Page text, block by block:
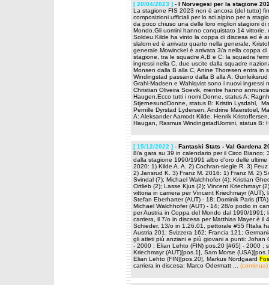
[ 20/04/2023 ] - I Norvegesi per la stagione
La stagione FIS 2023 non è ancora (del tutto)
composizioni ufficiali per lo sci alpino per a
da poco chiuso una delle loro migliori stagioni
Mondo.Gli uomini hanno conquistato 14
Soldeu.Kilde ha vinto la coppa di discesa ed è
slalom ed è arrivato quarto nella generale,
generale.Mowinckel è arrivata 3/a nella coppa
stagione, tra le squadre A,B e C: la squadra
ingressi nella C, due uscite dalla squadre
Monsen dalla B alla C, Anine Thoresen entra in
Windingstad passano dalla B alla A;
Grahl-Madsen e Wahlqvist sono i nuovi
Christian Oliveira Soevik, mentre hanno
Haugen.Ecco tutti i nomi:Donne, status A:
StjernesundDonne, status B: Kristin Lysdahl,
Pernille Dyrstad Lydersen, Andrine Maerstoel,
A: Aleksander Aamodt Kilde, Henrik
Haugan, Rasmus WindingstadUomini, status B:
[ 15/12/2022 ] - Fantaski Stats - Val Gardena
8/a gara su 39 in calendario per il Circo
dalla stagione 1990/1991 albo d'oro delle
2020: 1) Kilde A. A. 2) Cochran-siegle R. 3)
2) Jansrud K. 3) Franz M. 2016: 1) Franz M. 2)
Svindal (7); Michael Walchhofer (4); Kristian
Ortlieb (2); Lasse Kjus (2); Vincent Kriechmayr
vittoria in carriera per Vincent Kriechmayr
Stefan Eberharter (AUT) - 18; Dominik Paris
Michael Walchhofer (AUT) - 14; 28/o podio in
per Austria in Coppa del Mondo dal 1990/1991;
carriera, il 7/o in discesa per Matthias Mayer è il
Schieder, 13/o in 1.26.01, pettorale #55 l'Italia
Austria 201; Svizzera 162; Francia 121;
gli atleti più anziani e più giovani a punti: Johan
- 2000 ; Elian Lehto (FIN) pos.20 [#65] - 2000 ;
Kriechmayr (AUT)[pos.1], Sam Morse
Elian Lehto (FIN)[pos.20], Markus Nordgaard
carriera in discesa: Marco Odermatt ... (continua)